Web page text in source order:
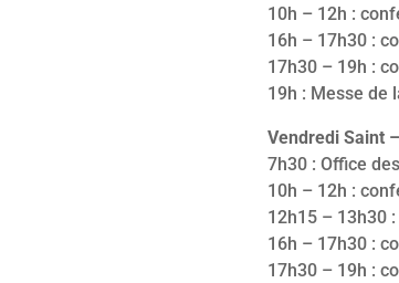
10h – 12h :
16h – 17h30 :
17h30 – 19h :
19h : Messe de
Vendredi Saint
7h30 : Office
10h – 12h :
12h15 – 13h30
16h – 17h30 :
17h30 – 19h :